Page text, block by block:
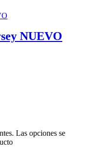
NUEVO
Las opciones se